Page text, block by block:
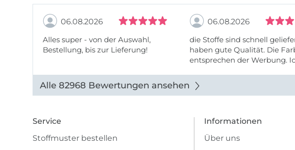
06.08.2026
Alles super - von der Auswahl,
Bestellung, bis zur Lieferung!
06.08.2026
die Stoffe sind schnell
haben gute Qualität. Die
entsprechen der Werbung.
auch die Firma empfehlen.
Alle 82968 Bewertungen ansehen
Service
Stoffmuster bestellen
Informationen
Über uns